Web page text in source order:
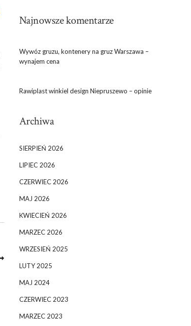
Najnowsze komentarze
Wywóz gruzu, kontenery na gruz Warszawa –
wynajem cena
Rawiplast winkiel design Niepruszewo – opinie
Archiwa
SIERPIEŃ 2026
LIPIEC 2026
CZERWIEC 2026
MAJ 2026
KWIECIEŃ 2026
MARZEC 2026
WRZESIEŃ 2025
LUTY 2025
MAJ 2024
CZERWIEC 2023
MARZEC 2023